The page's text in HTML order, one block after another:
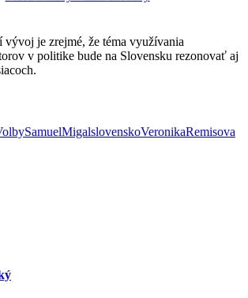
je zrejmé, že téma využívania
v politike bude na Slovensku rezonovať aj
SamuelMigalslovenskoVeronikaRemisova